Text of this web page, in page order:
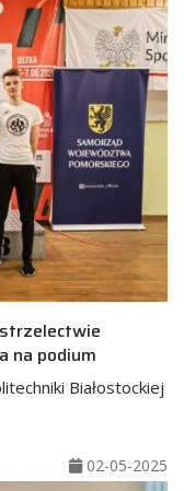
na podium
Białostockiej
02-05-2025